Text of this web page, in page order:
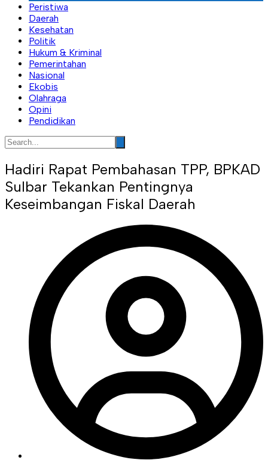
Peristiwa
Daerah
Kesehatan
Politik
Hukum & Kriminal
Pemerintahan
Nasional
Ekobis
Olahraga
Opini
Pendidikan
Hadiri Rapat Pembahasan TPP, BPKAD
Sulbar Tekankan Pentingnya
Keseimbangan Fiskal Daerah